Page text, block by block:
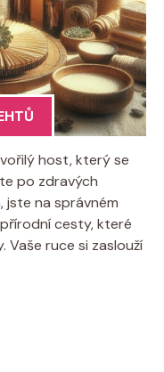
host, který se
po zdravých
na správném
cesty, které
ruce si zaslouží